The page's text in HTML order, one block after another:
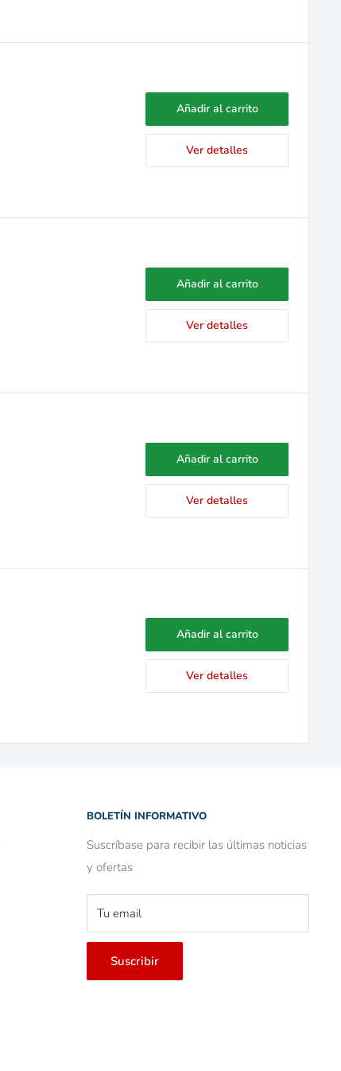
Añadir al carrito
Ver detalles
Añadir al carrito
Ver detalles
Añadir al carrito
Ver detalles
Añadir al carrito
Ver detalles
BOLETÍN INFORMATIVO
Suscríbase para recibir las últimas noticias
y ofertas
Tu email
Suscribir